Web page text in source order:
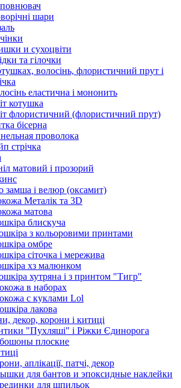
шари
и сухоцвіти
та гілочки
волосінь, флористичний прут і
еластична і мононить
котушка
флористичний (флористичний прут)
бісерна
проволока
стрічка
матовий і прозорий
замша і велюр (оксамит)
Металік та 3D
матова
блискуча
з кольоровими принтами
омбре
сіточка і мережива
хз малюнком
хутряна і з принтом "Тигр"
в наборах
с куклами Lol
лакова
декор, корони і китиці
"Пухляші" і Ріжки Єдинорога
плоские
аплікації, патчі, декор
для бантов и эпоксидные наклейки
для шпильок